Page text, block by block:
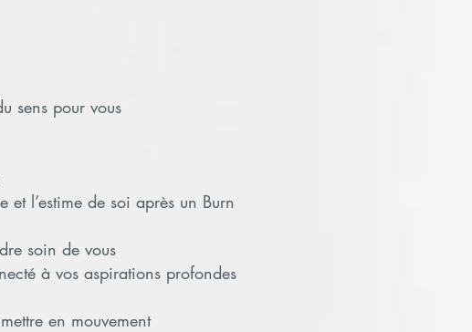
sens pour vous
l’estime de soi après un Burn
soin de vous
à vos aspirations profondes
en mouvement